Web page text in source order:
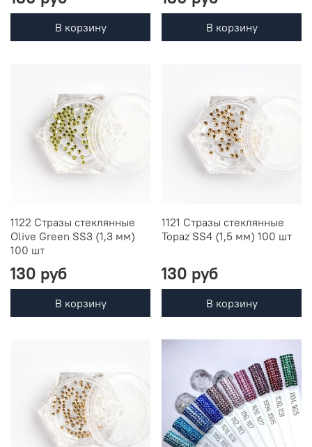
В корзину В корзину
1122 Стразы стеклянные
Olive Green SS3 (1,3 мм)
100 шт
130 руб
В корзину
1121 Стразы стеклянные
Topaz SS4 (1,5 мм) 100 шт
130 руб
В корзину